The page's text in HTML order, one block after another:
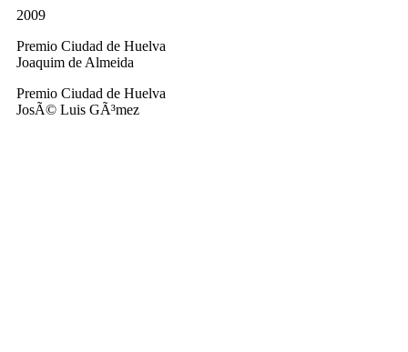
2009
Premio Ciudad de Huelva
Joaquim de Almeida
Premio Ciudad de Huelva
JosÃ© Luis GÃ³mez